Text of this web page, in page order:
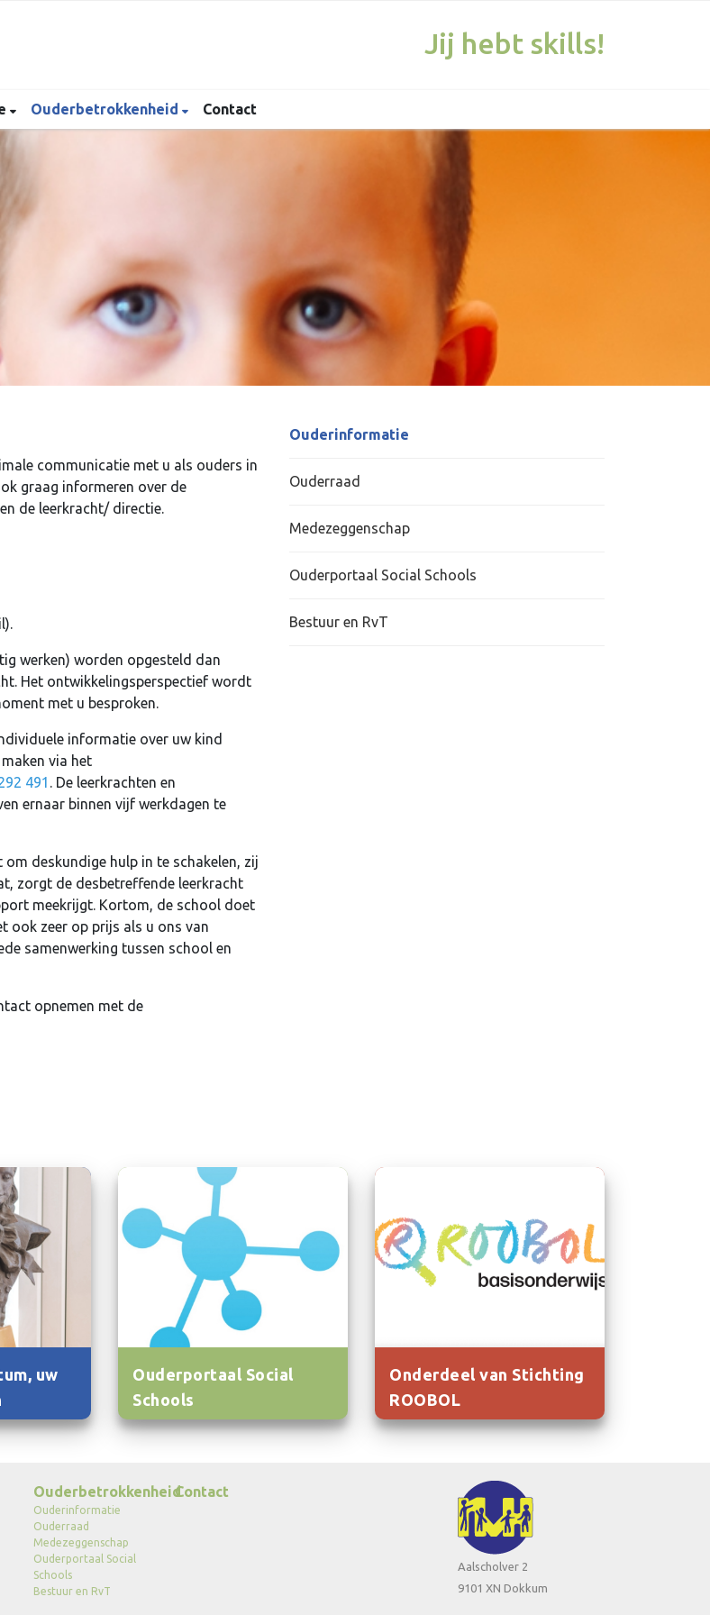
Jij hebt skills!
Ouderbetrokkenheid Contact
communicatie met u als ouders in
graag informeren over de
de leerkracht/ directie.
werken) worden opgesteld dan
Het ontwikkelingsperspectief wordt
met u besproken.
informatie over uw kind
via het
491 . De leerkrachten en
ernaar binnen vijf werkdagen te
deskundige hulp in te schakelen, zij
zorgt de desbetreffende leerkracht
meekrijgt. Kortom, de school doet
ook zeer op prijs als u ons van
samenwerking tussen school en
opnemen met de
Ouderinformatie
Ouderraad
Medezeggenschap
Ouderportaal Social Schools
Bestuur en RvT
uw
Ouderportaal Social
Schools
Onderdeel van Stichting
ROOBOL
Ouderbetrokkenheid
Ouderinformatie
Ouderraad
Medezeggenschap
Ouderportaal Social
Schools
Bestuur en RvT
Contact
Aalscholver 2
9101 XN Dokkum